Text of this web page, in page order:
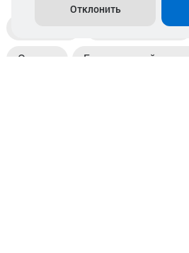
Пункты выдачи
Оплата Безналичный расчет
Отклонить